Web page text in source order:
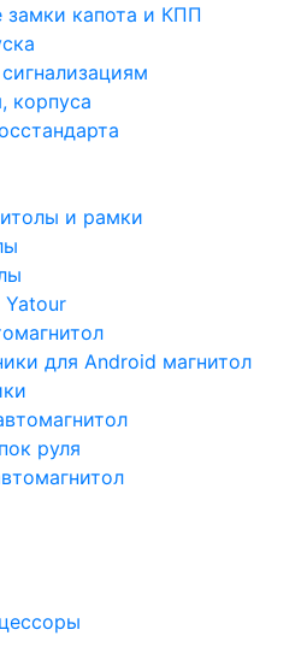
замки капота и КПП
корпуса
и рамки
Yatour
для Android магнитол
руля